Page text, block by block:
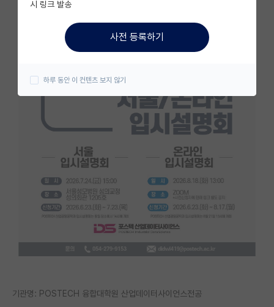
미국 대학원 합격 후기 게시판
대학원생 모집 게시판
연구실(PI) 홍보 게시판
석박사 채용 정보 게시판
임용 정보 게시판
학부 인턴 게시판
취업 게시판
임용 후기 게시판
PI 전용 게시판
특수/전문대학원 게시판
기관명: POSTECH 융합대학원 산업데이터사이언스전공
시 링크 발송
사전 등록하기
하루 동안 이 컨텐츠 보지 않기